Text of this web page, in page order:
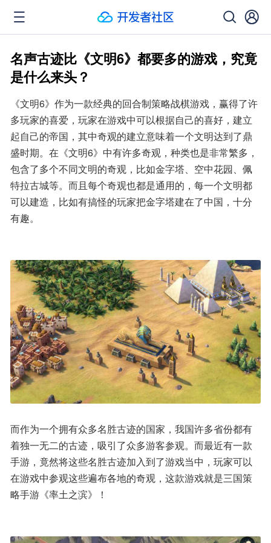
名声古迹比《文明6》都要多的游戏，究竟
是什么来头？
《文明6》作为一款经典的回合制策略战棋游戏，赢得了许
多玩家的喜爱，玩家在游戏中可以根据自己的喜好，建立
起自己的帝国，其中奇观的建立意味着一个文明达到了鼎
盛时期。在《文明6》中有许多奇观，种类也是非常繁多，
包含了多个不同文明的奇观，比如金字塔、空中花园、佩
特拉古城等。而且每个奇观也都是通用的，每一个文明都
可以建造，比如有搞怪的玩家把金字塔建在了中国，十分
有趣。
而作为一个拥有众多名胜古迹的国家，我国许多省份都有
着独一无二的古迹，吸引了众多游客参观。而最近有一款
手游，竟然将这些名胜古迹加入到了游戏当中，玩家可以
在游戏中参观这些遍布各地的奇观，这款游戏就是三国策
略手游《率土之滨》！